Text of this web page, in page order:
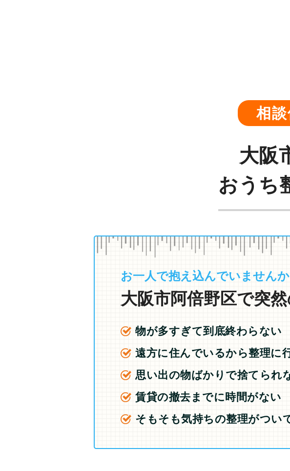
相
大阪
おうち
お一人で抱え込んでいませんか
大阪市阿倍野区で突
物が多すぎて到底終わらない
遠方に住んでいるから整理に
思い出の物ばかりで捨てられ
賃貸の撤去までに時間がない
そもそも気持ちの整理がつい